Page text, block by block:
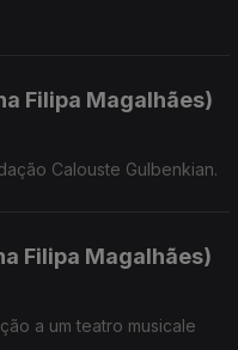
Filipa Magalhães)
Calouste Gulbenkian.
Filipa Magalhães)
a um teatro musicale